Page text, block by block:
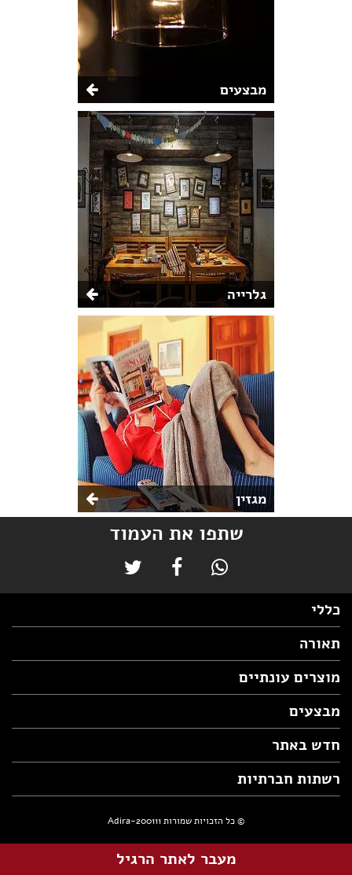
מבצעים
גלרייה
מגזין
שתפו את העמוד
כללי
תאורה
מוצרים עונתיים
מבצעים
חדש באתר
רשתות חברתיות
© כל הזכויות שמורות Adira-200111
מעבר לאתר הרגיל